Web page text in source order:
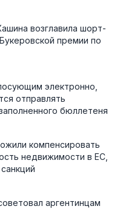
возглавила шорт-
премии по
электронно,
отправлять
бюллетеня
компенсировать
недвижимости в ЕС,
аргентинцам